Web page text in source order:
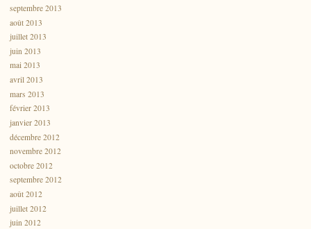
septembre 2013
août 2013
juillet 2013
juin 2013
mai 2013
avril 2013
mars 2013
février 2013
janvier 2013
décembre 2012
novembre 2012
octobre 2012
septembre 2012
août 2012
juillet 2012
juin 2012